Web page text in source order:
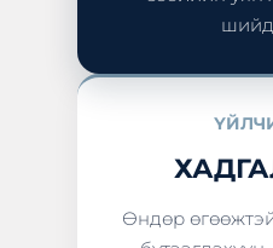
Өндөр